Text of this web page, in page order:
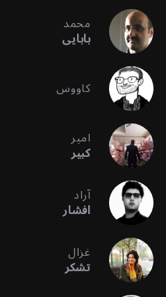
محمد
بابایی
کاووس
امیر
کبیر
آراد
افشار
غزال
تشکر